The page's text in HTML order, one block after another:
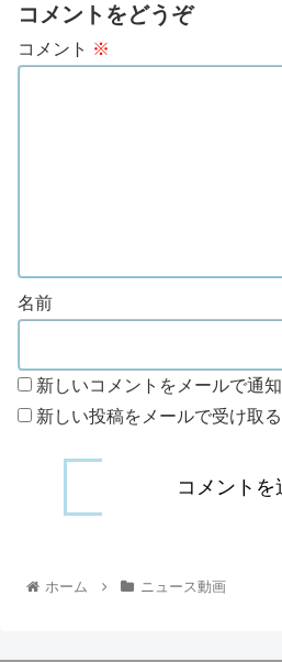
コメントをどうぞ
コメント ※
名前
新しいコメントをメールで通知
新しい投稿をメールで受け取る
ホーム ニュース動画